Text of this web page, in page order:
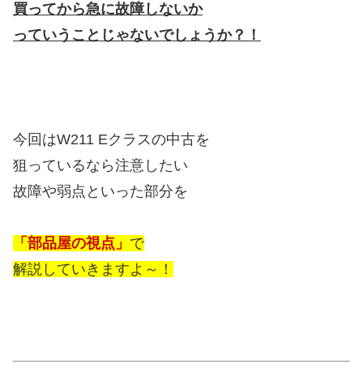
買ってから急に故障しないか
っていうことじゃないでしょうか？！
今回はW211 Eクラスの中古を
狙っているなら注意したい
故障や弱点といった部分を
「部品屋の視点」 で
解説していきますよ～！